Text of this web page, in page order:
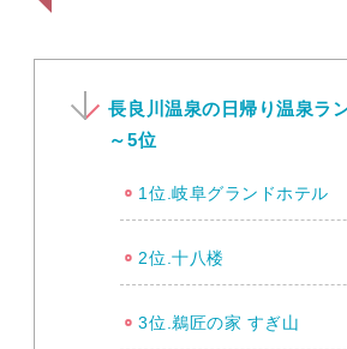
長良川温泉の日帰り温泉ラ
～5位
1位.岐阜グランドホテル
2位.十八楼
3位.鵜匠の家 すぎ山